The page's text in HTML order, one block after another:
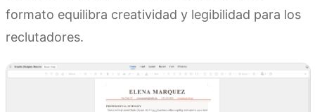
formato equilibra creatividad y legibilidad para los
reclutadores.